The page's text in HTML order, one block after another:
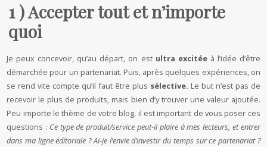
1 ) Accepter tout et n’importe
quoi
Je peux concevoir, qu’au départ, on est ultra excitéeà l’idée d’être
démarchée pour un partenariat. Puis, après quelques expériences, on
se rend vite compte qu’il faut être plus sélective. Le but n’est pas de
recevoir le plus de produits, mais bien d’y trouver une valeur ajoutée.
Peu importe le thème de votre blog, il est important de vous poser ces
questions : Ce type de produit/service peut-il plaire à mes lecteurs, et entrer
dans ma ligne éditoriale ? Ai-je l’envie d’investir du temps sur ce partenariat ?